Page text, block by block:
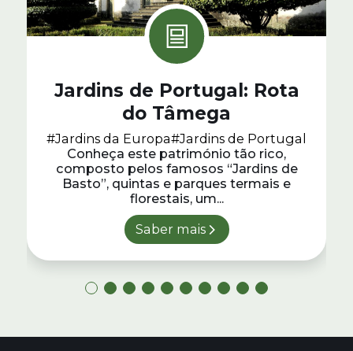
Jardins de Portugal: Rota
do Tâmega
#Jardins da Europa#Jardins de Portugal
Conheça este património tão rico,
composto pelos famosos “Jardins de
Basto”, quintas e parques termais e
florestais, um...
Saber mais